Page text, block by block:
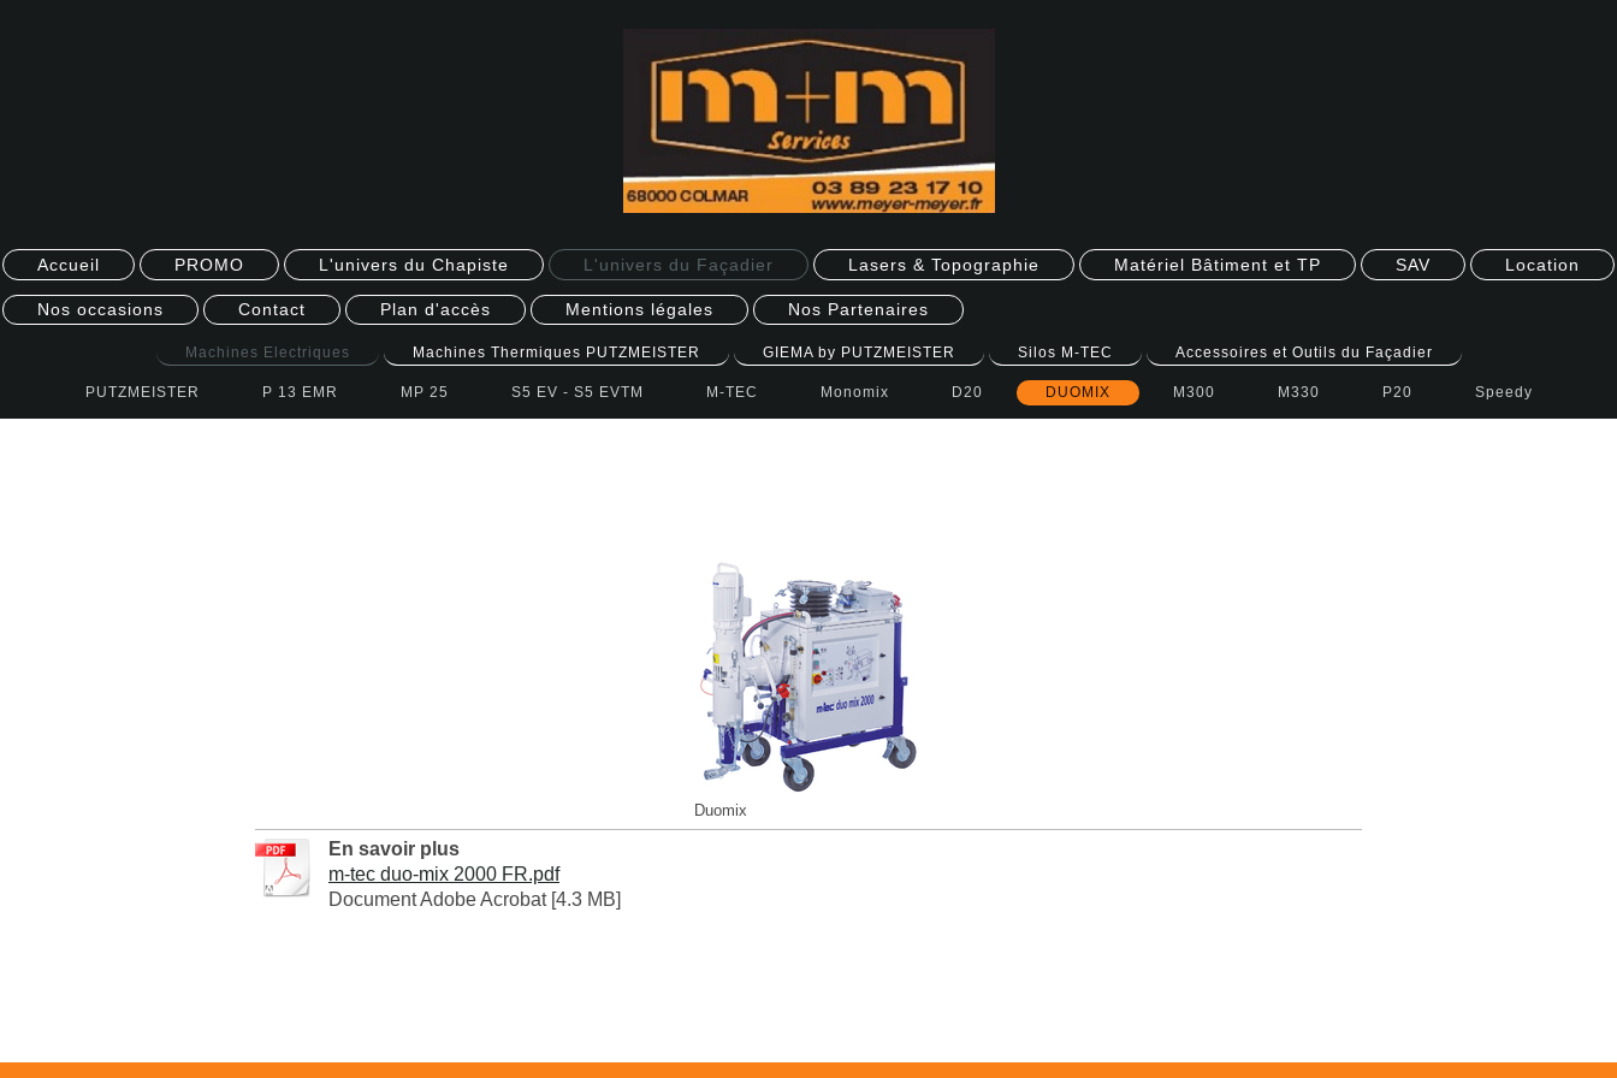
Accueil PROMO L'univers du Chapiste L'univers du Façadier Lasers & Topographie Matériel Bâtiment et TP SAV Location
Nos occasions Contact Plan d'accès Mentions légales Nos Partenaires
Machines Electriques Machines Thermiques PUTZMEISTER GIEMA by PUTZMEISTER Silos M-TEC Accessoires et Outils du Façadier
PUTZMEISTER P 13 EMR MP 25 S5 EV - S5 EVTM M-TEC Monomix D20 DUOMIX M300 M330 P20 Speedy
Duomix
En savoir plus
m-tec duo-mix 2000 FR.pdf
Document Adobe Acrobat [4.3 MB]